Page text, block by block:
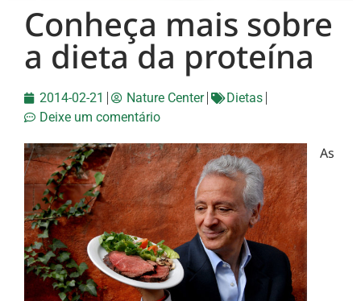
Conheça mais sobre
a dieta da proteína
2014-02-21 Nature Center
Dietas
Deixe um comentário
As